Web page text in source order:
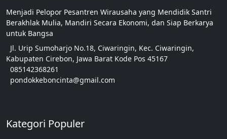
Menjadi Pelopor Pesantren Wirausaha yang Mendidik Santri
Berakhlak Mulia, Mandiri Secara Ekonomi, dan Siap Berkarya
untuk Bangsa
Jl. Urip Sumoharjo No.18, Ciwaringin, Kec. Ciwaringin,
Kabupaten Cirebon, Jawa Barat Kode Pos 45167
085142368261
pondokkeboncinta@gmail.com
Kategori Populer